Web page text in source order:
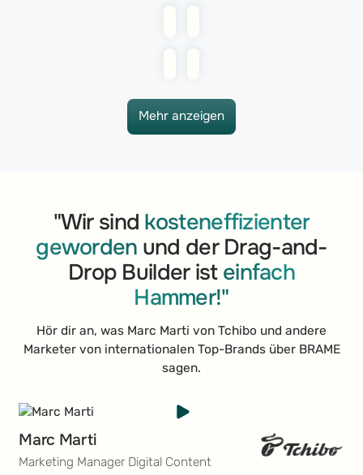
Mehr anzeigen
Mehr anzeigen
"Wir sind kosteneffizienter
geworden und der Drag-and-
Drop Builder ist einfach
Hammer!"
Hör dir an, was Marc Marti von Tchibo und andere
Marketer von internationalen Top-Brands über BRAME
sagen.
Marc Marti
Marketing Manager Digital Content